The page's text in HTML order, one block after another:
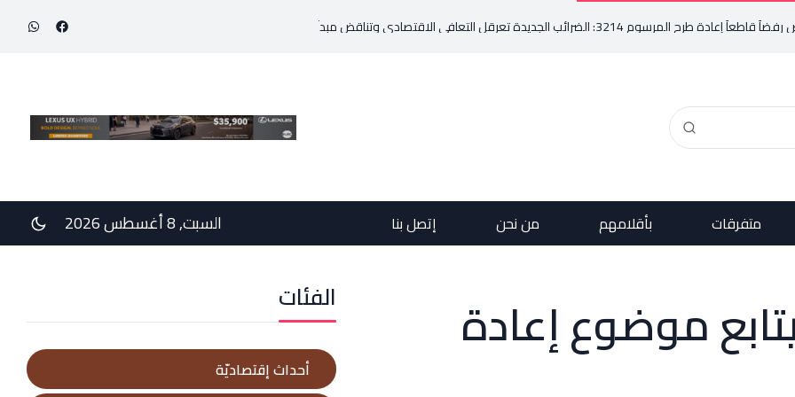
تعرقل التعافي الاقتصادي وتناقض مبدأ الشراكة
متفرقات بأقلامهم من نحن إتصل بنا السبت, 8 أغسطس 2026
موضوع إعادة الفئات
أحداث إقتصاديّة